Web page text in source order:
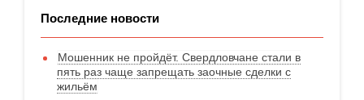
Последние новости
Мошенник не пройдёт. Свердловчане стали в
пять раз чаще запрещать заочные сделки с
жильём